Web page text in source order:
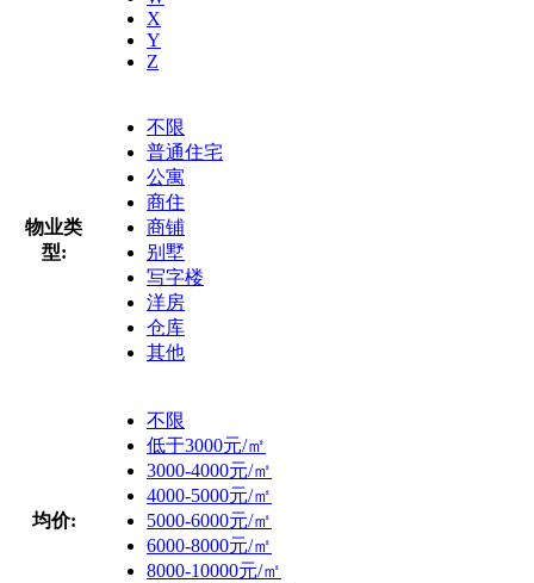
X
Y
Z
物业类
型:
不限
普通住宅
公寓
商住
商铺
别墅
写字楼
洋房
仓库
其他
均价:
不限
低于3000元/㎡
3000-4000元/㎡
4000-5000元/㎡
5000-6000元/㎡
6000-8000元/㎡
8000-10000元/㎡